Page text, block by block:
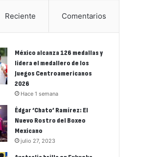
Reciente Comentarios
México alcanza 126 medallas y
lidera el medallero de los
Juegos Centroamericanos
2026
Hace 1 semana
Édgar ‘Chato’ Ramírez: El
Nuevo Rostro del Boxeo
Mexicano
julio 27, 2023